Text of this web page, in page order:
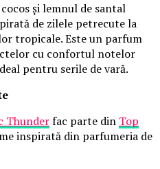
și lemnul de santal
de zilele petrecute la
tropicale. Este un parfum
cu confortul notelor
pentru serile de vară.
Thunderfac parte din Top
inspirată din parfumeria de